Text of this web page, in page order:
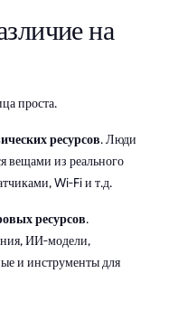
на
проста.
ресурсов. Люди
вещами из реального
Wi-Fi и т.д.
ресурсов.
ИИ-модели,
и инструменты для